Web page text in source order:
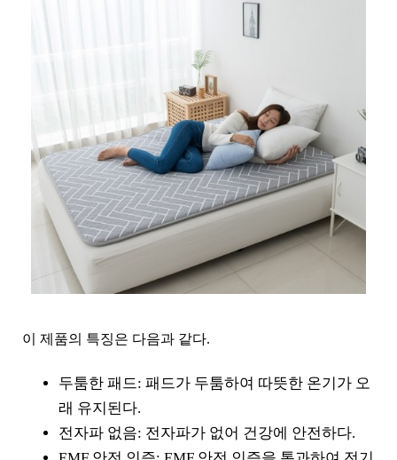
이 제품의 특징은 다음과 같다.
두툼한 패드: 패드가 두툼하여 따뜻한 온기가 오
래 유지된다.
전자파 없음: 전자파가 없어 건강에 안전하다.